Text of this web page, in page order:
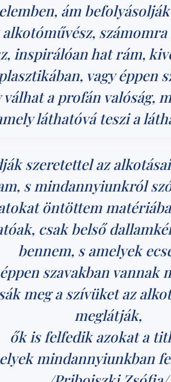
ám
inspirálóan hat rám,
vagy éppen
válhat a profán valóság,
láthatóvá teszi a
szeretettel az
s mindannyiunkról
öntöttem
csak belső
bennem, s amelyek
szavakban vannak
meg a szívüket az
meglátják,
ők is felfedik azokat a
mindannyiunkban